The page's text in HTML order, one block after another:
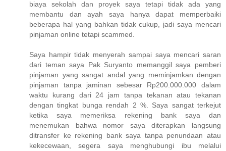
biaya sekolah dan proyek saya tetapi tidak ada yang
membantu dan ayah saya hanya dapat memperbaiki
beberapa hal yang bahkan tidak cukup, jadi saya mencari
pinjaman online tetapi scammed.
Saya hampir tidak menyerah sampai saya mencari saran
dari teman saya Pak Suryanto memanggil saya pemberi
pinjaman yang sangat andal yang meminjamkan dengan
pinjaman tanpa jaminan sebesar Rp200.000.000 dalam
waktu kurang dari 24 jam tanpa tekanan atau tekanan
dengan tingkat bunga rendah 2 %. Saya sangat terkejut
ketika saya memeriksa rekening bank saya dan
menemukan bahwa nomor saya diterapkan langsung
ditransfer ke rekening bank saya tanpa penundaan atau
kekecewaan, segera saya menghubungi ibu melalui